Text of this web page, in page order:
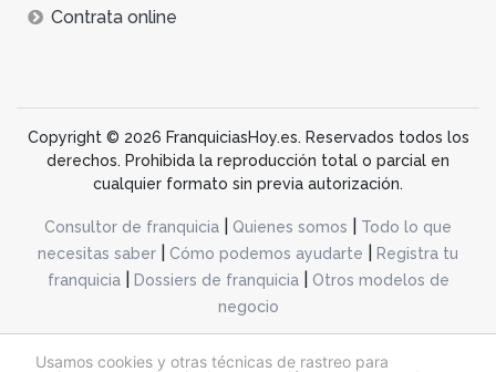
Usamos cookies y otras técnicas de rastreo para
Contrata online
Copyright © 2026 FranquiciasHoy.es. Reservados todos los
derechos. Prohibida la reproducción total o parcial en
cualquier formato sin previa autorización.
Consultor de franquicia Quienes somos
Todo lo que
necesitas saber
Cómo podemos ayudarte
Registra tu
franquicia| Dossiers de franquicia|
Otros modelos de
negocio